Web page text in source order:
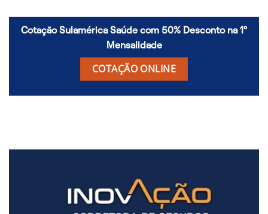
Cotação Sulamérica Saúde com 50% Desconto na 1º
Mensalidade
COTAÇÃO ONLINE